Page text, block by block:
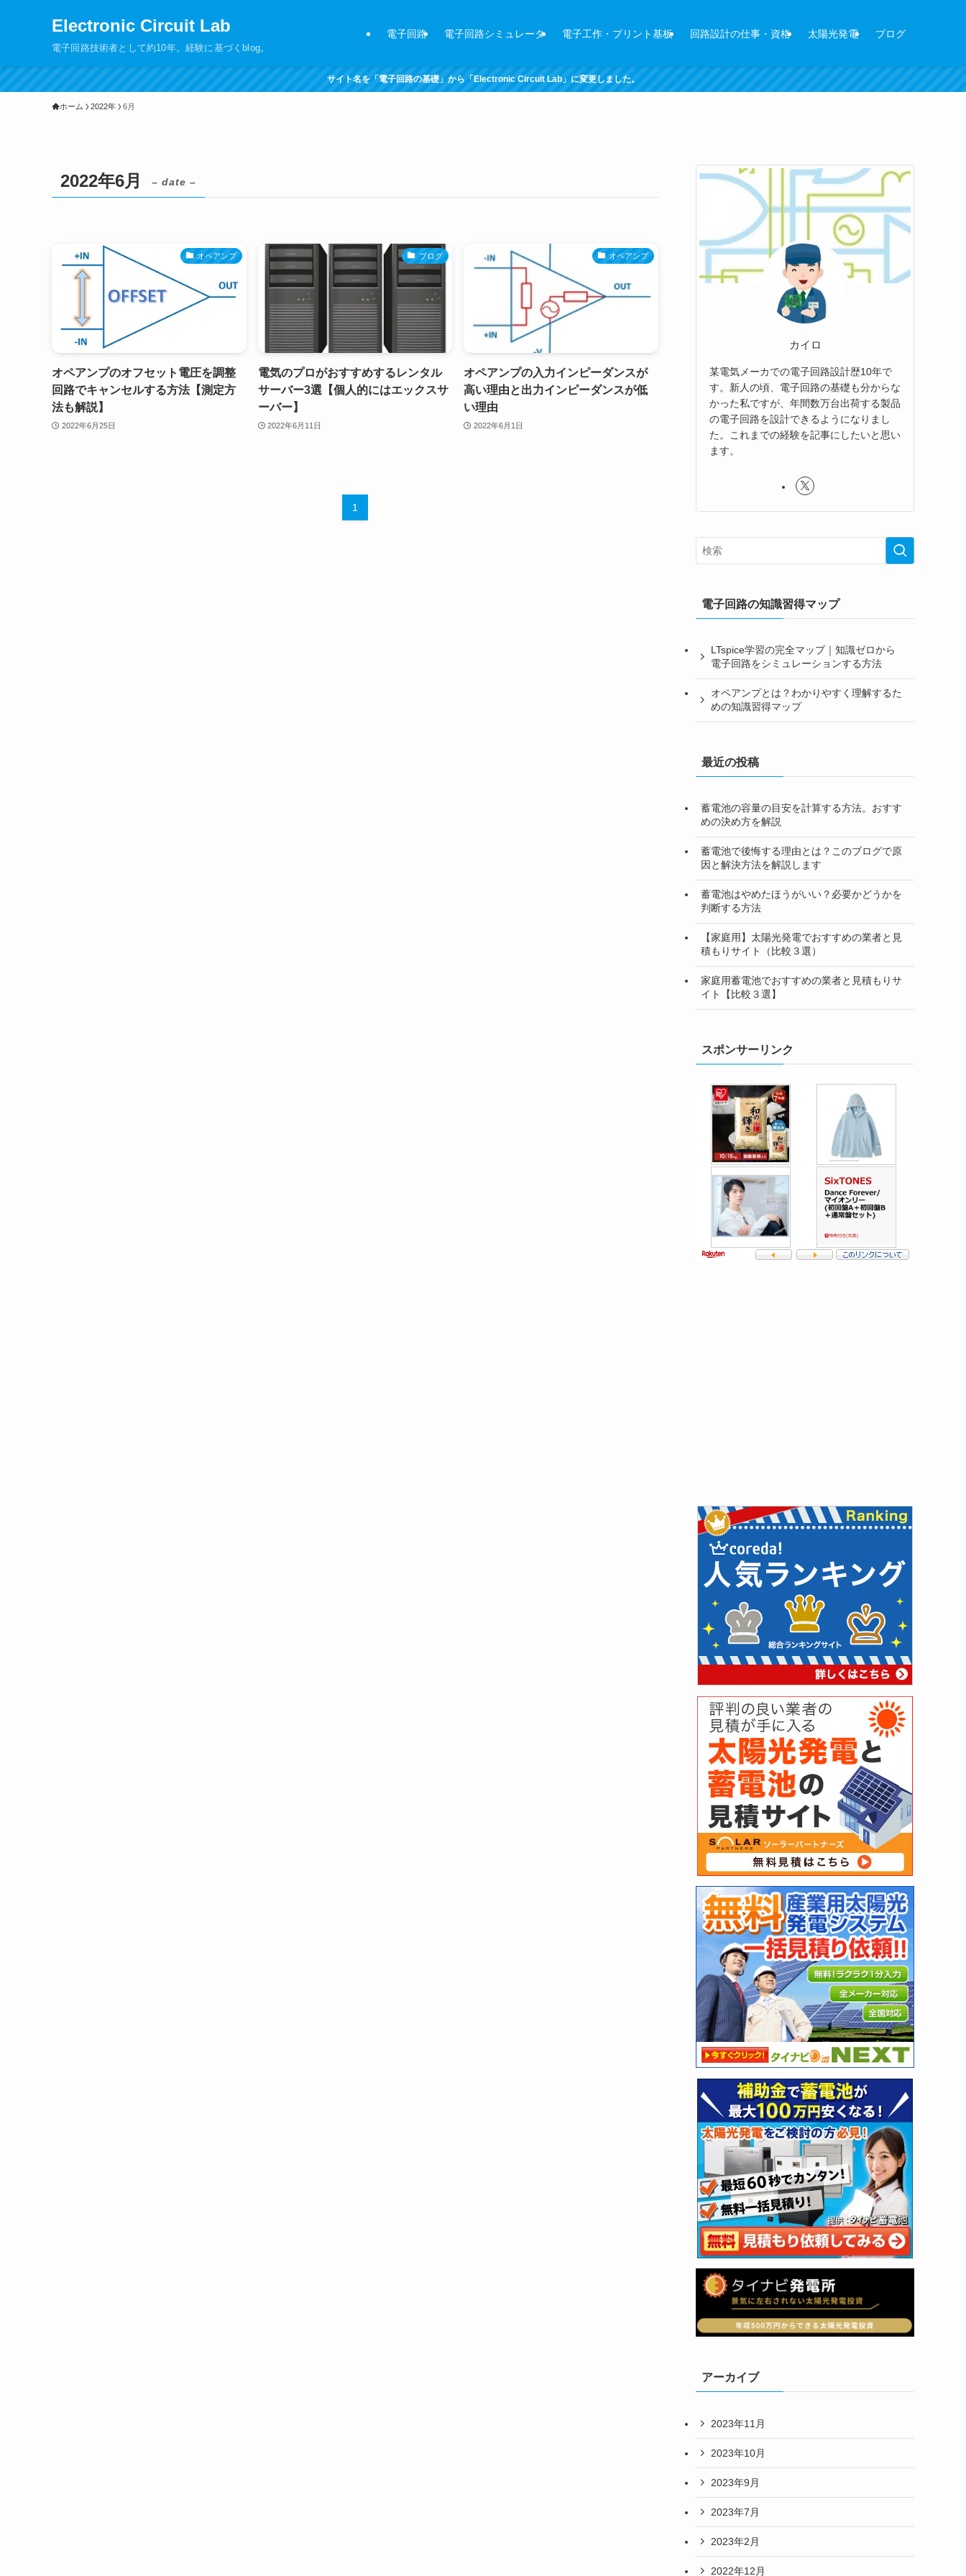
Electronic Circuit Lab
電子回路技術者として約10年。経験に基づくblog。
電子回路 電子回路シミュレータ 電子工作・プリント基板 回路設計の仕事・資格 太陽光発電 ブログ
サイト名を「電子回路の基礎」から「Electronic Circuit Lab」に変更しました。
ホーム 2022年 6月
2022年6月 – date –
オペアンプ
オペアンプのオフセット電圧を調整
回路でキャンセルする方法【測定方
法も解説】
2022年6月25日
ブログ
電気のプロがおすすめするレンタル
サーバー3選【個人的にはエックスサ
ーバー】
2022年6月11日
オペアンプ
オペアンプの入力インピーダンスが
高い理由と出力インピーダンスが低
い理由
2022年6月1日
1
カイロ
某電気メーカでの電子回路設計歴10年で
す。新人の頃、電子回路の基礎も分からな
かった私ですが、年間数万台出荷する製品
の電子回路を設計できるようになりまし
た。これまでの経験を記事にしたいと思い
ます。
電子回路の知識習得マップ
LTspice学習の完全マップ｜知識ゼロから
電子回路をシミュレーションする方法
オペアンプとは？わかりやすく理解するた
めの知識習得マップ
最近の投稿
蓄電池の容量の目安を計算する方法。おすす
めの決め方を解説
蓄電池で後悔する理由とは？このブログで原
因と解決方法を解説します
蓄電池はやめたほうがいい？必要かどうかを
判断する方法
【家庭用】太陽光発電でおすすめの業者と見
積もりサイト（比較３選）
家庭用蓄電池でおすすめの業者と見積もりサ
イト【比較３選】
スポンサーリンク
アーカイブ
2023年11月
2023年10月
2023年9月
2023年7月
2023年2月
2022年12月